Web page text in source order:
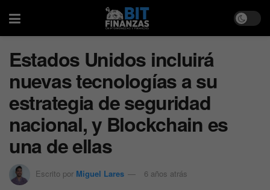
Estados Unidos incluirá
nuevas tecnologías a su
estrategia de seguridad
nacional, y Blockchain es
una de ellas
Escrito por Miguel Lares 6 años atrás